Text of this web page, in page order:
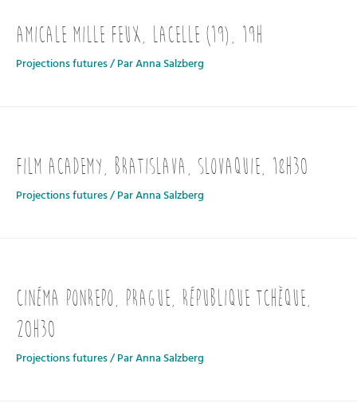
Amicale mille feux, Lacelle (19), 19h
Projections futures/ ParAnna Salzberg
Film Academy, Bratislava, Slovaquie, 18h30
Projections futures/ ParAnna Salzberg
Cinéma Ponrepo, Prague, République tchèque,
20h30
Projections futures/ ParAnna Salzberg